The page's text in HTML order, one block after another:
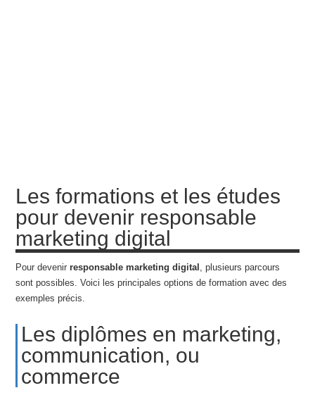
Les formations et les études
pour devenir responsable
marketing digital
Pour devenirresponsable marketing digital
, plusieurs parcours
sont possibles. Voici les principales options de formation avec des
exemples précis.
Les diplômes en marketing,
communication, ou
commerce